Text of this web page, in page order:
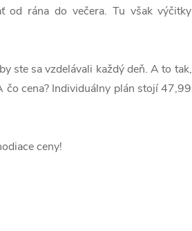
od rána do večera. Tu však výčitky
ste sa vzdelávali každý deň. A to tak,
čo cena? Individuálny plán stojí 47,99
ceny!